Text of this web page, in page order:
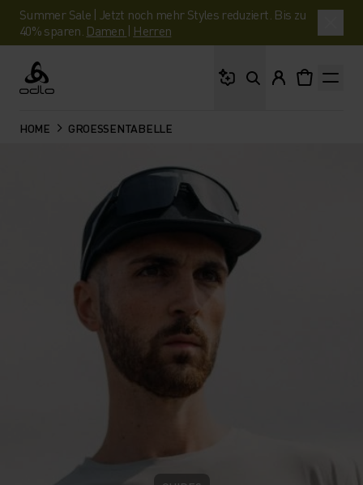
Summer Sale | Jetzt noch mehr Styles reduziert. Bis zu
40% sparen. Damen | Herren
Odlo
HOME GROESSENTABELLE